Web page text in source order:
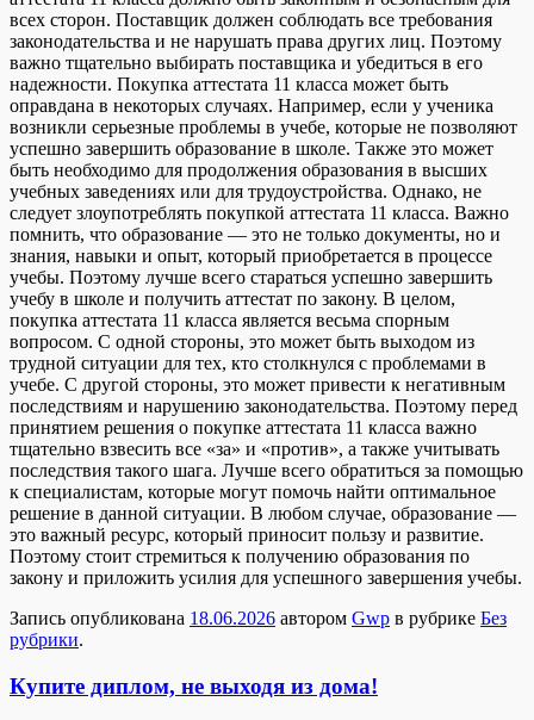
всех сторон. Поставщик должен соблюдать все требования
законодательства и не нарушать права других лиц. Поэтому
важно тщательно выбирать поставщика и убедиться в его
надежности. Покупка аттестата 11 класса может быть
оправдана в некоторых случаях. Например, если у ученика
возникли серьезные проблемы в учебе, которые не позволяют
успешно завершить образование в школе. Также это может
быть необходимо для продолжения образования в высших
учебных заведениях или для трудоустройства. Однако, не
следует злоупотреблять покупкой аттестата 11 класса. Важно
помнить, что образование — это не только документы, но и
знания, навыки и опыт, который приобретается в процессе
учебы. Поэтому лучше всего стараться успешно завершить
учебу в школе и получить аттестат по закону. В целом,
покупка аттестата 11 класса является весьма спорным
вопросом. С одной стороны, это может быть выходом из
трудной ситуации для тех, кто столкнулся с проблемами в
учебе. С другой стороны, это может привести к негативным
последствиям и нарушению законодательства. Поэтому перед
принятием решения о покупке аттестата 11 класса важно
тщательно взвесить все «за» и «против», а также учитывать
последствия такого шага. Лучше всего обратиться за помощью
к специалистам, которые могут помочь найти оптимальное
решение в данной ситуации. В любом случае, образование —
это важный ресурс, который приносит пользу и развитие.
Поэтому стоит стремиться к получению образования по
закону и приложить усилия для успешного завершения учебы.
Запись опубликована 18.06.2026 автором Gwp в рубрике Без
рубрики.
Купите диплом, не выходя из дома!